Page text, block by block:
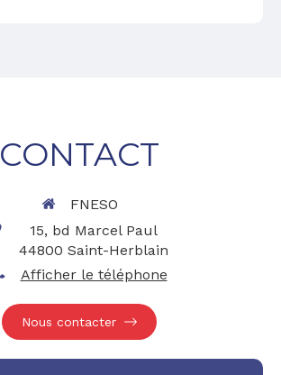
CONTACT
FNESO
15, bd Marcel Paul
44800 Saint-Herblain
Afficher le téléphone
Nous contacter